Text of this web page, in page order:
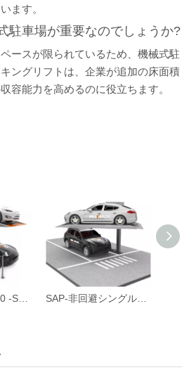
ます。
駐車場が重要なのでしょうか?
ースが限られているため、機械式駐
ングリフトは、企業が追加の床面積
容能力を高めるのに役立ちます。
Hydro -Park 5120 -Scissor Auto Stacker駐車リフト